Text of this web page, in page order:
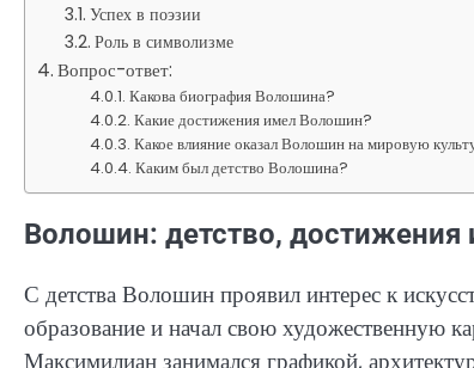
Успех в поэзии
Роль в символизме
Вопрос-ответ:
Какова биография Волошина?
Какие достижения имел Волошин?
Какое влияние оказал Волошин на мировую
Каким был детство Волошина?
Волошин: детство, достижения
С детства Волошин проявил интерес к
образование и начал свою художественную
Максимилиан занимался графикой,